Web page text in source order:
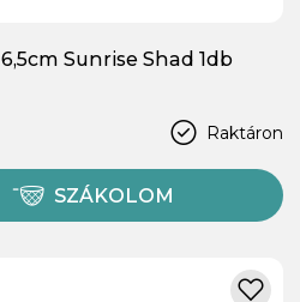
Sunrise Shad 1db
Raktáron
SZÁKOLOM